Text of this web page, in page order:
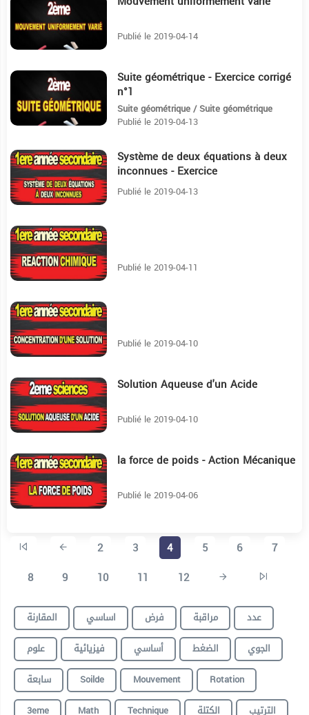
Publié le 2019-04-14
Suite géométrique - Exercice corrigé
n°1
Suite géométrique / Suite géométrique
Publié le 2019-04-13
6:45 Système de deux équations à deux
inconnues - Exercice
Publié le 2019-04-13
35:4
Publié le 2019-04-11
10:12
Publié le 2019-04-10
18:6 Solution Aqueuse d'un Acide
Publié le 2019-04-10
14:14 la force de poids - Action Mécanique
Publié le 2019-04-06
2 3 4 5 6
7
8
9 10 11 12
المقارنة اساسي فرض مراقبة
عدد
علوم
فيزيائية أساسي الضغط
الجوي
سابعة
Soilde Mouvement
Rotation
3eme
Math Technique الكتلة الترتيب